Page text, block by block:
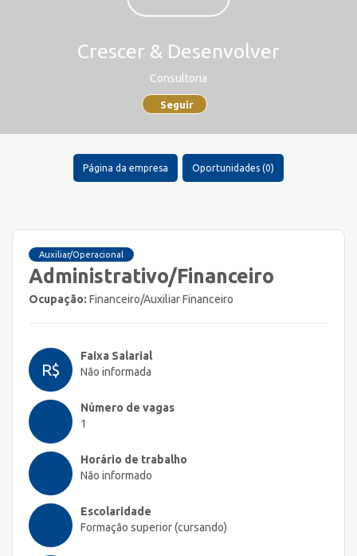
Crescer & Desenvolver
Consultoria
Seguir
Página da empresa Oportunidades (0)
Auxiliar/Operacional
Administrativo/Financeiro
Ocupação: Financeiro/Auxiliar Financeiro
R$
Faixa Salarial
Não informada
Número de vagas
1
Horário de trabalho
Não informado
Escolaridade
Formação superior (cursando)